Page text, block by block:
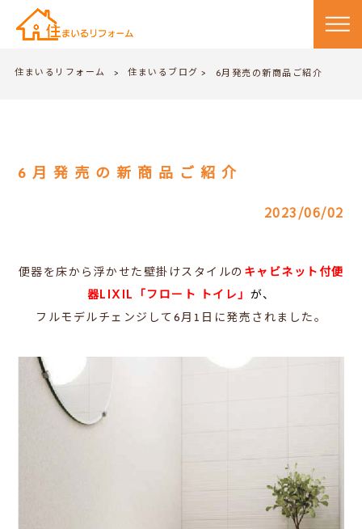
住まいるリフォーム > 住まいるブログ > 6月発売の新商品ご紹介
6月発売の新商品ご紹介
2023/06/02
便器を床から浮かせた壁掛けスタイルのキャビネット付便
器LIXIL「フロート トイレ」 が、
フルモデルチェンジして6月1日に発売されました。